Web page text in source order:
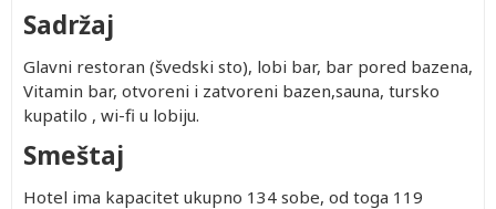
Sadržaj
Glavni restoran (švedski sto), lobi bar, bar pored bazena,
Vitamin bar, otvoreni i zatvoreni bazen,sauna, tursko
kupatilo , wi-fi u lobiju.
Smeštaj
Hotel ima kapacitet ukupno 134 sobe, od toga 119